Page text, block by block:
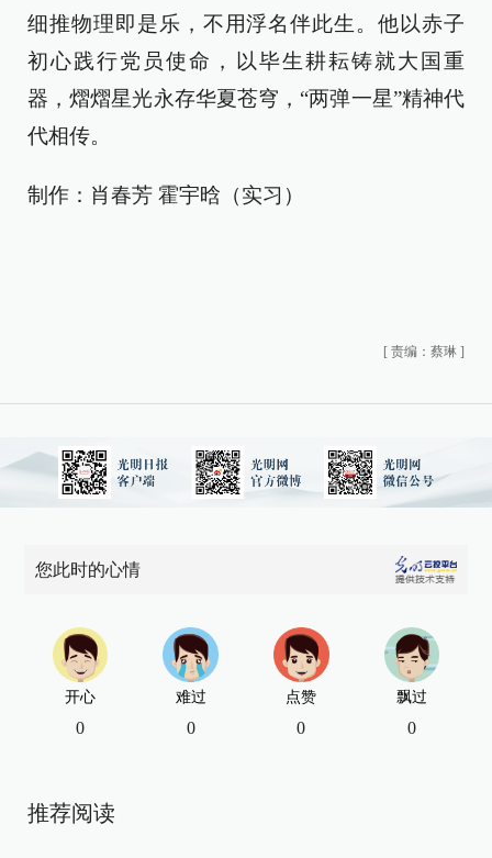
细推物理即是乐，不用浮名伴此生。他以赤子
初心践行党员使命，以毕生耕耘铸就大国重
器，熠熠星光永存华夏苍穹，“两弹一星”精神代
代相传。
制作：肖春芳 霍宇晗（实习）
[ 责编：蔡琳 ]
您此时的心情
开心
0
难过
0
点赞
0
飘过
0
推荐阅读